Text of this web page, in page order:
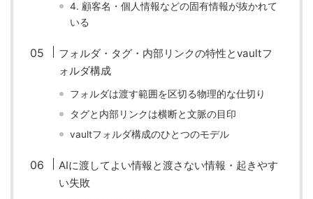
4. 顧客名・個人情報などの固有情報が抜かれて
いる
フォルダ・タグ・内部リンクの特性とvaultフ
ォルダ構成
フォルダは渡す範囲を区切る物理的な仕切り
タグと内部リンクは横断と文脈の目印
vaultフォルダ構成のひとつのモデル
AIに渡してよい情報と渡さない情報・起きやす
い失敗